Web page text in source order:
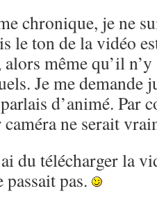
chronique, je ne
le ton de la vidéo
même qu’il
Je me demande
d’animé. Par
ne serait
du télécharger la
pas.